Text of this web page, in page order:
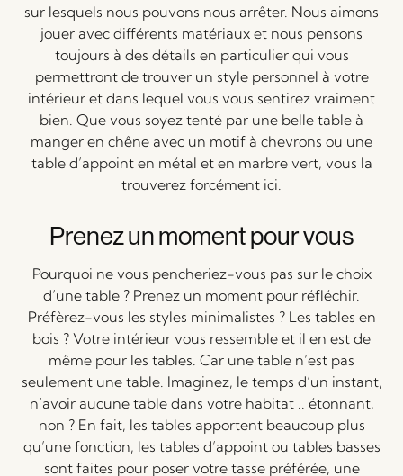
sur lesquels nous pouvons nous arrêter. Nous aimons
jouer avec différents matériaux et nous pensons
toujours à des détails en particulier qui vous
permettront de trouver un style personnel à votre
intérieur et dans lequel vous vous sentirez vraiment
bien. Que vous soyez tenté par une belle table à
manger en chêne avec un motif à chevrons ou une
table d’appoint en métal et en marbre vert, vous la
trouverez forcément ici.
Prenez un moment pour vous
Pourquoi ne vous pencheriez-vous pas sur le choix
d’une table ? Prenez un moment pour réfléchir.
Préfèrez-vous les styles minimalistes ? Les tables en
bois ? Votre intérieur vous ressemble et il en est de
même pour les tables. Car une table n’est pas
seulement une table. Imaginez, le temps d’un instant,
n’avoir aucune table dans votre habitat .. étonnant,
non ? En fait, les tables apportent beaucoup plus
qu’une fonction, les tables d’appoint ou tables basses
sont faites pour poser votre tasse préférée, une